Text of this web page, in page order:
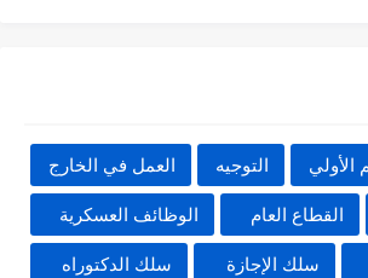
الأولي التوجيه العمل في الخارج
القطاع العام الوظائف العسكرية
سلك الإجازة سلك الدكتوراه